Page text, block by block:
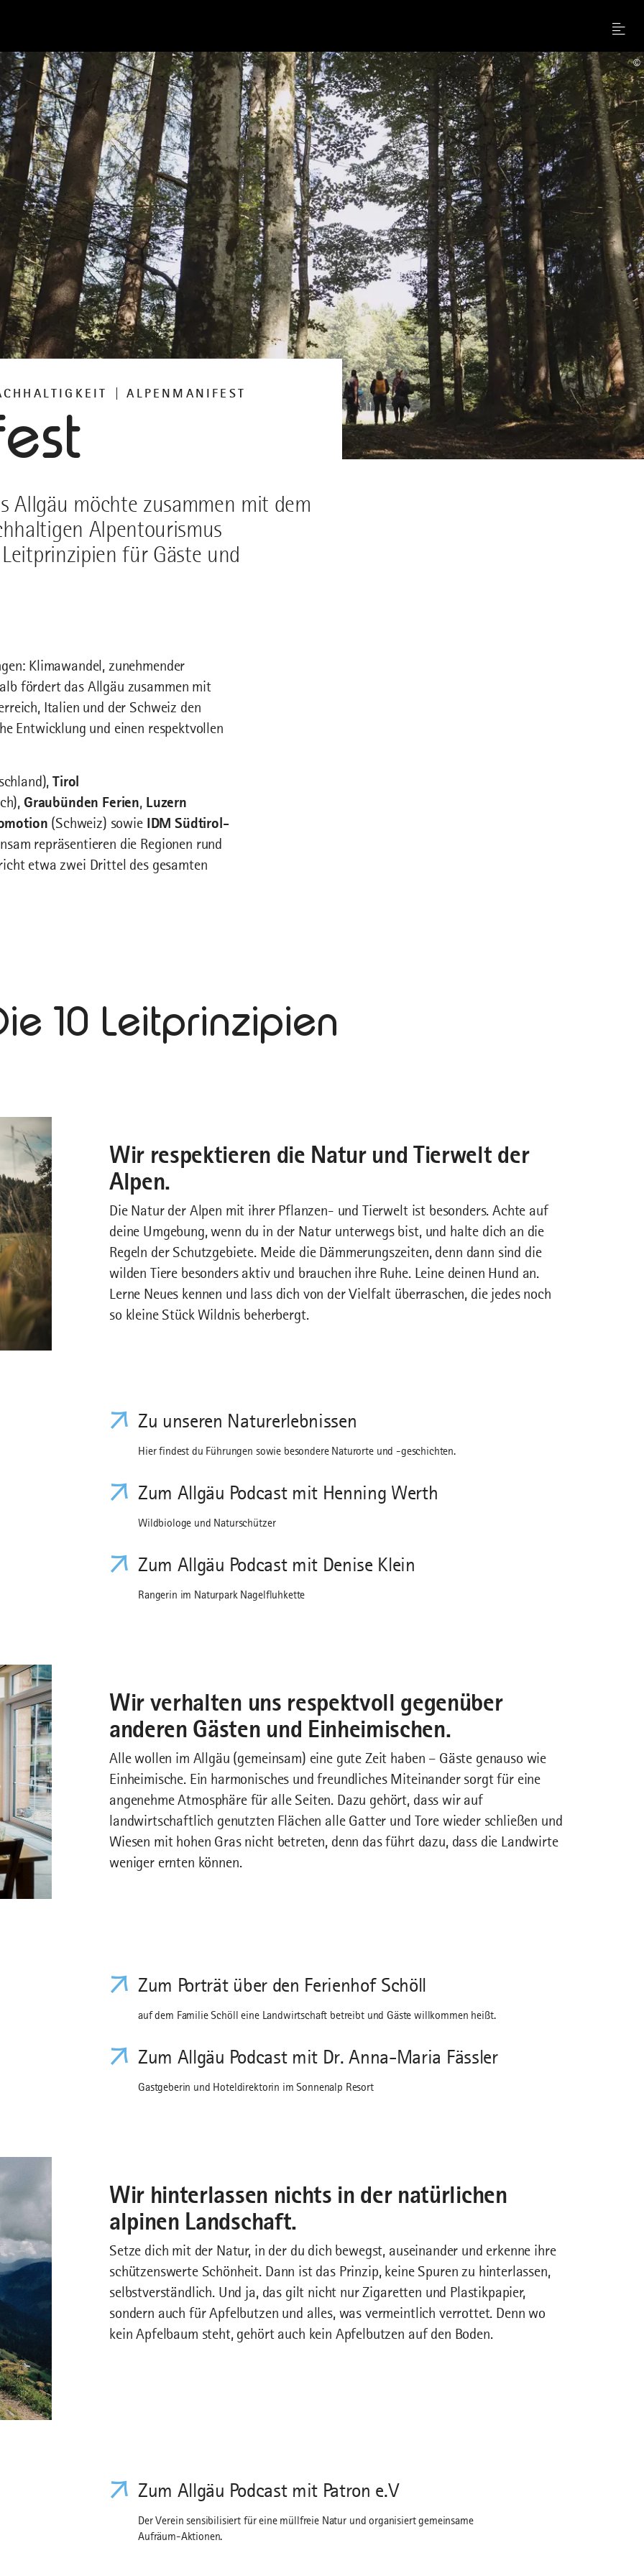
Menu
©
ALPENMANIFEST
Allgäu möchte zusammen mit dem
Alpentourismus
für Gäste und
Klimawandel, zunehmender
fördert das Allgäu zusammen mit
Italien und der Schweiz den
Entwicklung und einen respektvollen
Tirol
Graubünden Ferien, Luzern
(Schweiz) sowie IDM Südtirol-
repräsentieren die Regionen rund
etwa zwei Drittel des gesamten
10 Leitprinzipien
Wir respektieren die Natur und Tierwelt der
Alpen.
Die Natur der Alpen mit ihrer Pflanzen- und Tierwelt ist besonders. Achte auf
deine Umgebung, wenn du in der Natur unterwegs bist, und halte dich an die
Regeln der Schutzgebiete. Meide die Dämmerungszeiten, denn dann sind die
wilden Tiere besonders aktiv und brauchen ihre Ruhe. Leine deinen Hund an.
Lerne Neues kennen und lass dich von der Vielfalt überraschen, die jedes noch
so kleine Stück Wildnis beherbergt.
Zu unseren Naturerlebnissen
Hier findest du Führungen sowie besondere Naturorte und -geschichten.
Zum Allgäu Podcast mit Henning Werth
Wildbiologe und Naturschützer
Zum Allgäu Podcast mit Denise Klein
Rangerin im Naturpark Nagelfluhkette
Wir verhalten uns respektvoll gegenüber
anderen Gästen und Einheimischen.
Alle wollen im Allgäu (gemeinsam) eine gute Zeit haben – Gäste genauso wie
Einheimische. Ein harmonisches und freundliches Miteinander sorgt für eine
angenehme Atmosphäre für alle Seiten. Dazu gehört, dass wir auf
landwirtschaftlich genutzten Flächen alle Gatter und Tore wieder schließen und
Wiesen mit hohen Gras nicht betreten, denn das führt dazu, dass die Landwirte
weniger ernten können.
Zum Porträt über den Ferienhof Schöll
auf dem Familie Schöll eine Landwirtschaft betreibt und Gäste willkommen heißt.
Zum Allgäu Podcast mit Dr. Anna-Maria Fässler
Gastgeberin und Hoteldirektorin im Sonnenalp Resort
Wir hinterlassen nichts in der natürlichen
alpinen Landschaft.
Setze dich mit der Natur, in der du dich bewegst, auseinander und erkenne ihre
schützenswerte Schönheit. Dann ist das Prinzip, keine Spuren zu hinterlassen,
selbstverständlich. Und ja, das gilt nicht nur Zigaretten und Plastikpapier,
sondern auch für Apfelbutzen und alles, was vermeintlich verrottet. Denn wo
kein Apfelbaum steht, gehört auch kein Apfelbutzen auf den Boden.
Zum Allgäu Podcast mit Patron e.V
Der Verein sensibilisiert für eine müllfreie Natur und organisiert gemeinsame
Aufräum-Aktionen.